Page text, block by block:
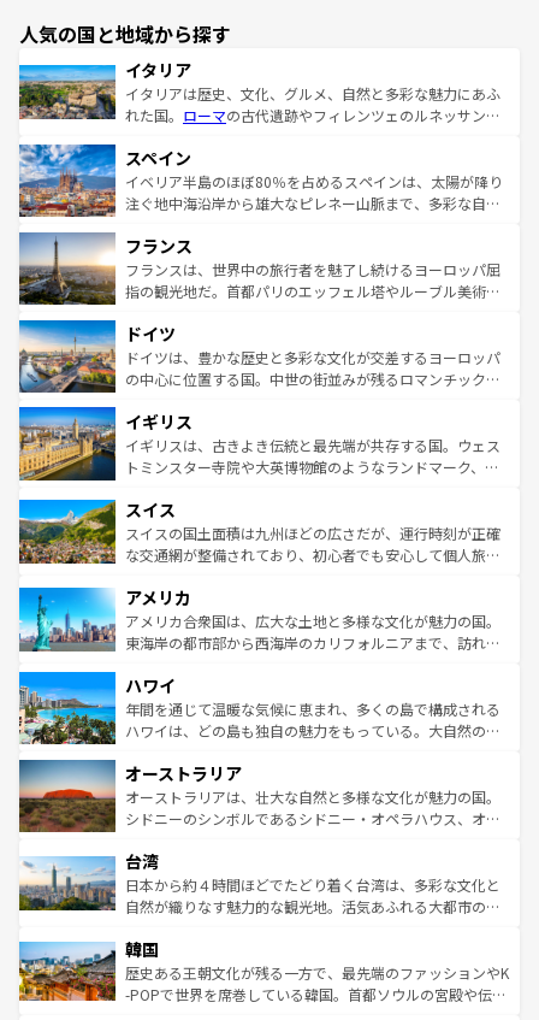
人気の国と地域から探す
イタリア
イタリアは歴史、文化、グルメ、自然と多彩な魅力にあふ
れた国。 ローマの古代遺跡やフィレンツェのルネッサンス
ろん、トスカーナの美しい田園風景やアマルフィ海岸の絶
景など、自然景観も見逃せない。観光の合間には、本場の
ピザやパスタなど、絶品のイタリア料理を堪能することも
ませてくれるイタリアで、忘れられない旅をしてみよう！
なお、新着のイタリア情報はコンテンツ一覧 を参照してほ
しい。
スペイン
イベリア半島のほぼ80％を占めるスペインは、太陽が降り
注ぐ地中海沿岸から雄大なピレネー山脈まで、多彩な自然
文化が根付くこの国では、情熱的なフラメンコ、熱気あふ
れる闘牛、そして美味しいタパスが生活の一部となってい
る。首都マドリードの洗練された雰囲気や、バルセロナの
の城塞都市、穏やかなビーチリゾートまで多彩な表情を見
せる。地方によって風土や気候が異なるスペインはその個
性で訪れる人を魅了する。 なお、新着のスペイン情報はコ
フランス
フランスは、世界中の旅行者を魅了し続けるヨーロッパ屈
指の観光地だ。首都パリのエッフェル塔やルーブル美術館
で、幅広い魅力が詰まっている。華麗な宮殿、歴史的な大
聖堂、美しいビーチ、そして豊かな自然が、訪れる者を心
から魅了する。また、フランスは美食の国としても知ら
いる。シャンパンの発祥地であるランス、プロヴァンスの
香り高いラベンダー畑など、多彩な楽しみ方が可能だ。さ
らに、パリ以外の地域にも魅力が溢れており、どの街角に
れる地方に足を運ぶとそれぞれで全く異なる文化を体験で
きるだろう。 なお、新着のフランス情報はコンテンツ一覧
を参照してほしい。
ドイツ
ドイツは、豊かな歴史と多彩な文化が交差するヨーロッパ
の中心に位置する国。中世の街並みが残るロマンチック街
顔を持つこの国は、どこを歩いても飽きることがない。ベ
ルリンの文化的活気、バイエルン州のアルプスの絶景、そ
してライン川沿いのワイン畑といった風景は必見。ビール
は、お酒好きな人にはぜひ体験してほしい。 なお、新着の
ドイツ情報はコンテンツ一覧を参照してほしい。
イギリス
イギリスは、古きよき伝統と最先端が共存する国。ウェス
トミンスター寺院や大英博物館のようなランドマーク、歴
リアごとに異なる魅力がある。また、優雅なアフタヌーン
ティー、ビール好きにはたまらない英国パブ、サッカー観
戦など、本場だからこそできる体験も豊富。イギリスを旅
ンツ一覧を参照してほしい。
スイス
スイスの国土面積は九州ほどの広さだが、運行時刻が正確
な交通網が整備されており、初心者でも安心して個人旅行
の建物がそのまま残る町や、スイスならではのユニークな
博物館もあり、アルプス観光だけでなく町歩きも満喫する
ことができる。国民の所得が高いため物価も高いが、旅行
ば市内交通費無料で観光を楽しむこともできる。 なお、新
着のスイス情報はコンテンツ一覧 を参照してほしい。
アメリカ
アメリカ合衆国は、広大な土地と多様な文化が魅力の国。
東海岸の都市部から西海岸のカリフォルニアまで、訪れる
のような巨大都市は、観光、ショッピング、エンターテイ
ンメントが詰まった刺激的なスポットだ。一方、アメリカ
西部には大自然が広がり、グランドキャニオンやイエロー
部のニューオーリンズでは、音楽と美食が融合した独特の
文化が魅力。旅行者はアメリカの各地域で異なる魅力を楽
しみながら、その多様性と豊かな歴史を感じることができ
ならではの贅沢な旅のスタイルだ。 なお、新着のアメリカ
情報はコンテンツ一覧を参照してほしい。
ハワイ
年間を通じて温暖な気候に恵まれ、多くの島で構成される
ハワイは、どの島も独自の魅力をもっている。大自然の神
ワイ島は見逃せない。また、定番の観光地といえばオアフ
島だが、静かな自然を求めるならマウイ島やカウアイ島が
おすすめ。エメラルドグリーンに輝く海をはじめ、豊かな
れるおもてなしの心で訪れる人々を迎えてくれるハワイの
人々、おいしいローカルフードやハワイアンミュージッ
ク、伝統的なフラダンスなど、すべてがハワイの魅力を彩
ワイを、存分に味わってほしい。 なお、新着のハワイ情報
はコンテンツ一覧を参照してほしい。
オーストラリア
オーストラリアは、壮大な自然と多様な文化が魅力の国。
シドニーのシンボルであるシドニー・オペラハウス、オー
リアリーフや大陸中央部にそびえるウルル（エアーズロッ
ク）、タスマニアの美しい原生林やケアンズの熱帯雨林な
ど、見どころがたくさん。また、カフェやワイン、オージ
いる。アクティビティも充実しており、サーフィンやダイ
ビング、ハイキングなど、アウトドア好きにはたまらな
い。オーストラリアの多彩な魅力を存分に味わいつくそ
台湾
日本から約４時間ほどでたどり着く台湾は、多彩な文化と
自然が織りなす魅力的な観光地。活気あふれる大都市の台
ン）、静ひつな山岳地帯である台湾東部など、都市の喧騒
と山間の静けさが共存しており、訪れる人に新しい発見と
驚きをもたらしてくれる。また、奥深い台湾の食文化も魅
韓国
歴史ある王朝文化が残る一方で、最先端のファッションやK
-POPで世界を席巻している韓国。首都ソウルの宮殿や伝統